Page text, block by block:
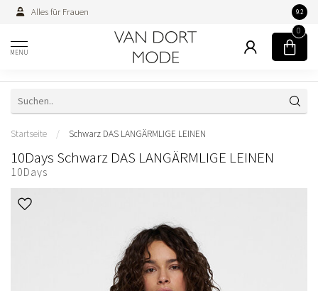
Alles für Frauen 9.2
MENU
0
Startseite / Schwarz DAS LANGÄRMLIGE LEINEN
10Days Schwarz DAS LANGÄRMLIGE LEINEN
10Days